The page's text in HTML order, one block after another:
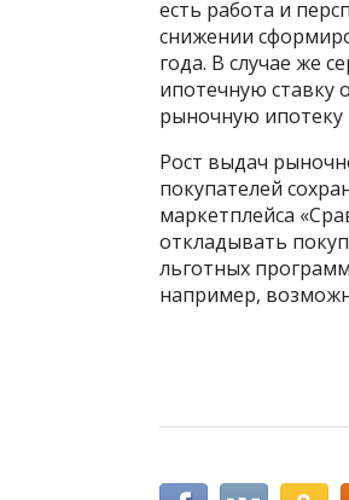
есть работа и
снижении
года. В случае же
ипотечную ставку
рыночную ипотеку
Рост выдач
покупателей
маркетплейса
откладывать
льготных
например,